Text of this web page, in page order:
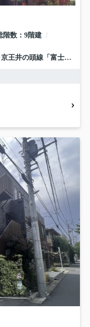
階数
9階建
京王井の頭線 「 富士見ヶ丘